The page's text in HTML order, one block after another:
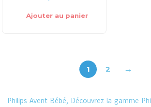
Ajouter au panier
1 2 →
Philips Avent Bébé, Découvrez la gamme